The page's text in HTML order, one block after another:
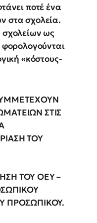
ποτέ ένα
στα σχολεία.
σχολείων ως
φορολογούνται
«κόστους-
ΣΤΙΣ
ΤΟΥ
ΤΟΥ ΟΕΥ –
ΠΡΟΣΩΠΙΚΟΥ.